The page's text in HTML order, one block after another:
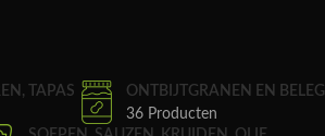
TAPAS
ONTBIJTGRANEN EN BELEG
36 Producten